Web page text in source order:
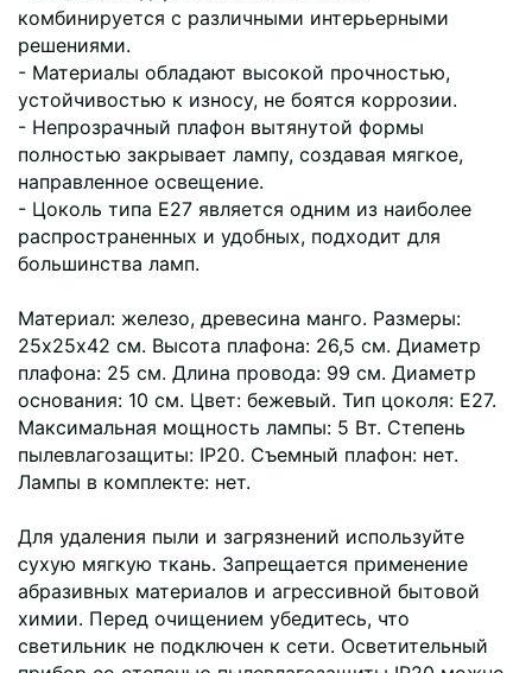
комбинируется с различными интерьерными
решениями.
- Материалы обладают высокой прочностью,
устойчивостью к износу, не боятся коррозии.
- Непрозрачный плафон вытянутой формы
полностью закрывает лампу, создавая мягкое,
направленное освещение.
- Цоколь типа Е27 является одним из наиболее
распространенных и удобных, подходит для
большинства ламп.
Материал: железо, древесина манго. Размеры:
25х25х42 см. Высота плафона: 26,5 см. Диаметр
плафона: 25 см. Длина провода: 99 см. Диаметр
основания: 10 см. Цвет: бежевый. Тип цоколя: Е27.
Максимальная мощность лампы: 5 Вт. Степень
пылевлагозащиты: IP20. Съемный плафон: нет.
Лампы в комплекте: нет.
Для удаления пыли и загрязнений используйте
сухую мягкую ткань. Запрещается применение
абразивных материалов и агрессивной бытовой
химии. Перед очищением убедитесь, что
светильник не подключен к сети. Осветительный